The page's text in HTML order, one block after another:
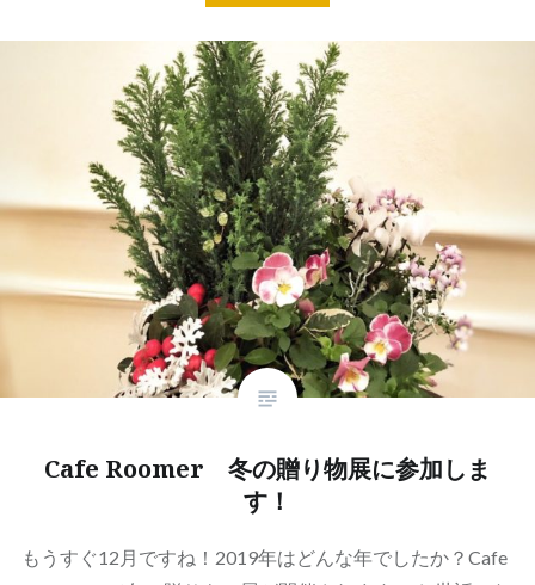
Cafe Roomer 冬の贈り物展に参加しま
す！
もうすぐ12月ですね！2019年はどんな年でしたか？Cafe